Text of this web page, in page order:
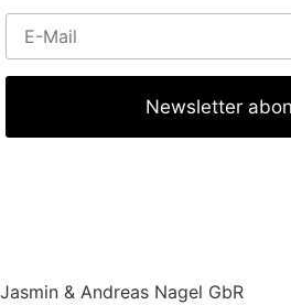
Jasmin & Andreas Nagel GbR